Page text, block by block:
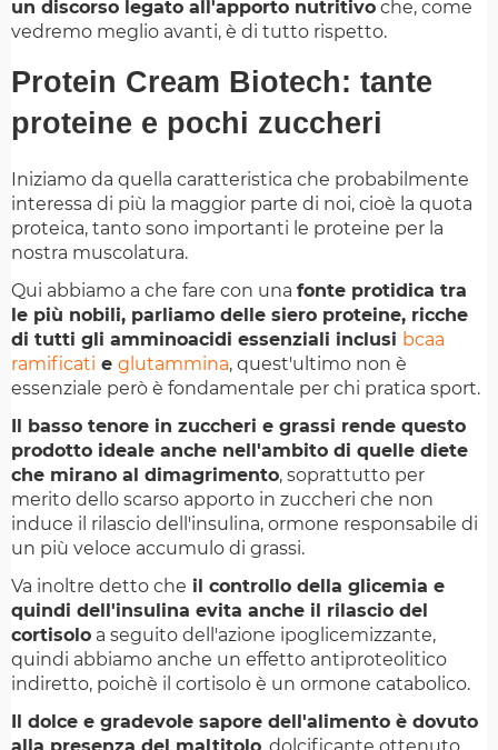
un discorso legato all'apporto nutritivo che, come
vedremo meglio avanti, è di tutto rispetto.
Protein Cream Biotech: tante
proteine e pochi zuccheri
Iniziamo da quella caratteristica che probabilmente
interessa di più la maggior parte di noi, cioè la quota
proteica, tanto sono importanti le proteine per la
nostra muscolatura.
Qui abbiamo a che fare con una fonte protidica tra
le più nobili, parliamo delle siero proteine, ricche
di tutti gli amminoacidi essenziali inclusi bcaa
ramificati e glutammina, quest'ultimo non è
essenziale però è fondamentale per chi pratica sport.
Il basso tenore in zuccheri e grassi rende questo
prodotto ideale anche nell'ambito di quelle diete
che mirano al dimagrimento, soprattutto per
merito dello scarso apporto in zuccheri che non
induce il rilascio dell'insulina, ormone responsabile di
un più veloce accumulo di grassi.
Va inoltre detto che il controllo della glicemia e
quindi dell'insulina evita anche il rilascio del
cortisolo a seguito dell'azione ipoglicemizzante,
quindi abbiamo anche un effetto antiproteolitico
indiretto, poichè il cortisolo è un ormone catabolico.
Il dolce e gradevole sapore dell'alimento è dovuto